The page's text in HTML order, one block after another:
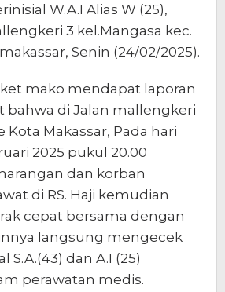
W.A.I Alias W (25),
3 kel.Mangasa kec.
Senin (24/02/2025).
mako mendapat laporan
bahwa di Jalan mallengkeri
Kota Makassar, Pada hari
2025 pukul 20.00
dan korban
di RS. Haji kemudian
cepat bersama dengan
langsung mengecek
S.A.(43) dan A.I (25)
perawatan medis.